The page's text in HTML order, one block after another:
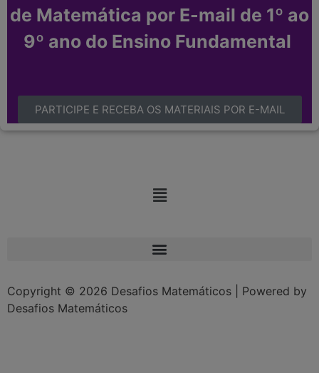
de Matemática por E-mail de 1º ao
9º ano do Ensino Fundamental
PARTICIPE E RECEBA OS MATERIAIS POR E-MAIL
Copyright © 2026 Desafios Matemáticos | Powered by
Desafios Matemáticos